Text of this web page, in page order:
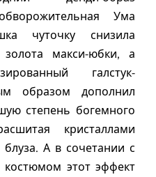
Ума
чуточку снизила
золота макси-юбки, а
галстук-
образом дополнил
степень богемного
кристаллами
А в сочетании с
этот эффект